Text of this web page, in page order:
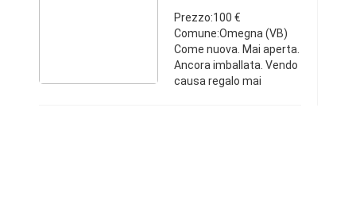
Piemonte
Prezzo:100 €
Comune:Omegna (VB)
Come nuova. Mai aperta.
Ancora imballata. Vendo
causa regalo mai